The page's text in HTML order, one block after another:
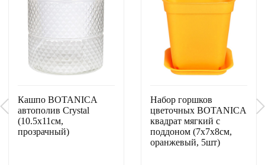
Кашпо BOTANICA
автополив Crystal
(10.5x11см,
прозрачный)
Набор горшков
цветочных BOTANICA
квадрат мягкий с
поддоном (7x7x8см,
оранжевый, 5шт)